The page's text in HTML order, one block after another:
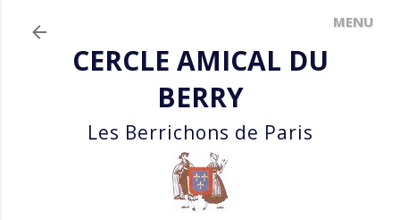
CERCLE AMICAL DU
BERRY
Les Berrichons de Paris